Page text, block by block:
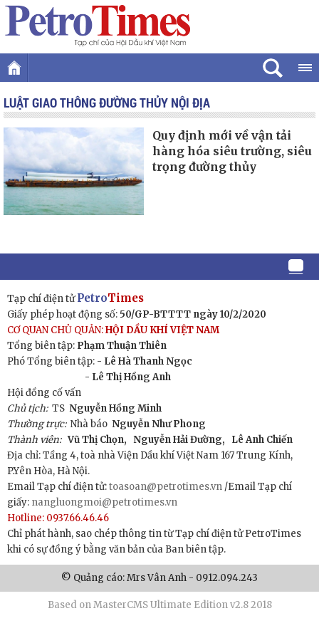
LUẬT GIAO THÔNG ĐƯỜNG THỦY NỘI ĐỊA
Quy định mới về vận tải
hàng hóa siêu trường, siêu
trọng đường thủy
Tạp chí điện tửPetroTimes
Giấy phép hoạt động số: 50/GP-BTTTT ngày 10/2/2020
CƠ QUAN CHỦ QUẢN:HỘI DẦU KHÍ VIỆT NAM
Tổng biên tập: Phạm Thuận Thiên
Phó Tổng biên tập: - Lê Hà Thanh Ngọc
- Lê Thị Hồng Anh
Hội đồng cố vấn
Chủ tịch:TS Nguyễn Hồng Minh
Thường trực: Nhà báo Nguyễn Như Phong
Thành viên: Vũ Thị Chọn, Nguyễn Hải Đường,
Lê Anh Chiến
Địa chỉ: Tầng 4, toà nhà Viện Dầu khí Việt Nam 167 Trung Kính,
P.Yên Hòa, Hà Nội.
Email Tạp chí điện tử:toasoan@petrotimes.vn /Email Tạp chí
giấy: nangluongmoi@petrotimes.vn
Hotline: 0937.66.46.46
Chỉ phát hành, sao chép thông tin từ Tạp chí điện tử PetroTimes
khi có sự đồng ý bằng văn bản của Ban biên tập.
© Quảng cáo: Mrs Vân Anh - 0912.094.243
Based on MasterCMS Ultimate Edition v2.8 2018